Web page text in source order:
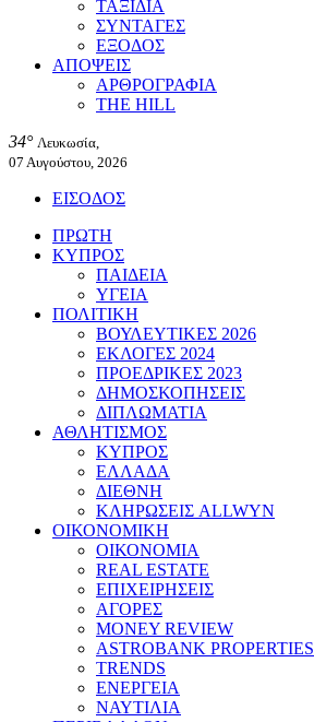
ΤΑΞΙΔΙΑ
ΣΥΝΤΑΓΕΣ
ΕΞΟΔΟΣ
ΑΠΟΨΕΙΣ
ΑΡΘΡΟΓΡΑΦΙΑ
THE HILL
34° Λευκωσία,
07 Αυγούστου, 2026
ΕΙΣΟΔΟΣ
ΠΡΩΤΗ
ΚΥΠΡΟΣ
ΠΑΙΔΕΙΑ
ΥΓΕΙΑ
ΠΟΛΙΤΙΚΗ
ΒΟΥΛΕΥΤΙΚΕΣ 2026
ΕΚΛΟΓΕΣ 2024
ΠΡΟΕΔΡΙΚΕΣ 2023
ΔΗΜΟΣΚΟΠΗΣΕΙΣ
ΔΙΠΛΩΜΑΤΙΑ
ΑΘΛΗΤΙΣΜΟΣ
ΚΥΠΡΟΣ
ΕΛΛΑΔΑ
ΔΙΕΘΝΗ
ΚΛΗΡΩΣΕΙΣ ALLWYN
ΟΙΚΟΝΟΜΙΚΗ
ΟΙΚΟΝΟΜΙΑ
REAL ESTATE
ΕΠΙΧΕΙΡΗΣΕΙΣ
ΑΓΟΡΕΣ
MONEY REVIEW
ASTROBANK PROPERTIES
TRENDS
ΕΝΕΡΓΕΙΑ
ΝΑΥΤΙΛΙΑ